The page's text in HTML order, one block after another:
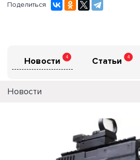
Поделиться
Новости 4 Статьи 4
Новости